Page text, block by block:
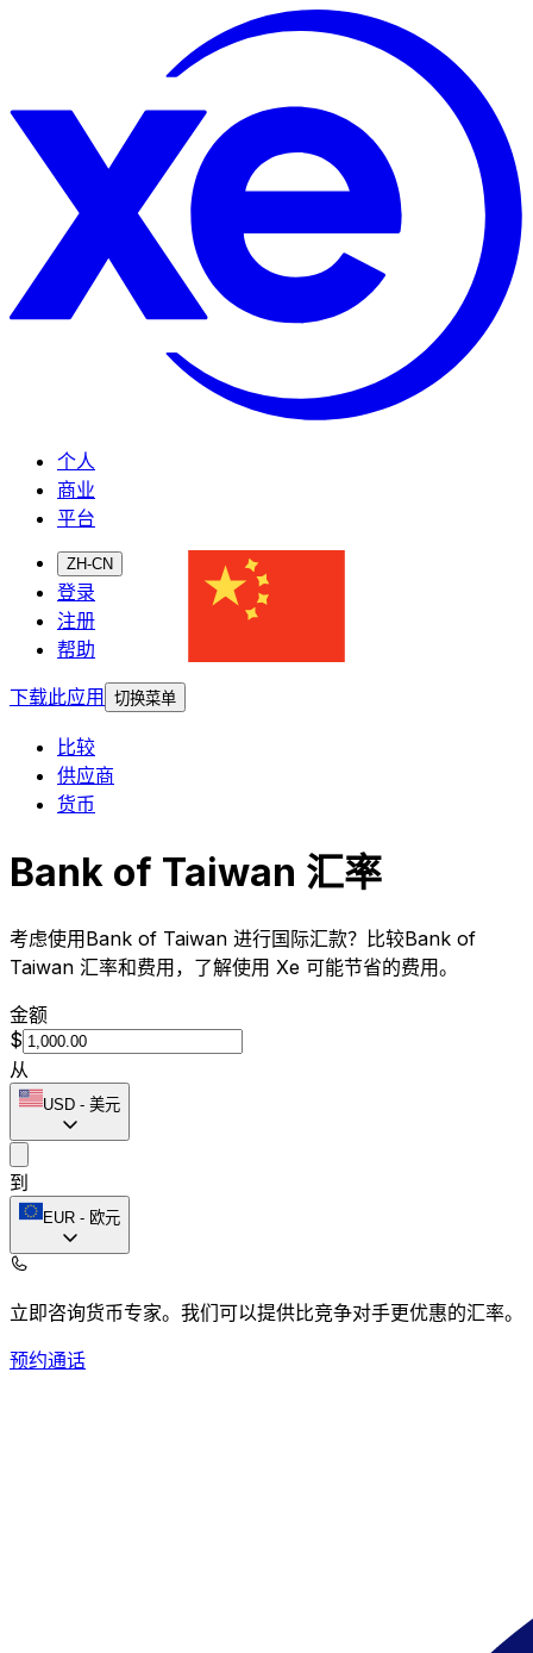
个人
商业
平台
ZH-CN
登录
注册
帮助
下载此应用
切换菜单
比较
供应商
货币
Bank of Taiwan 汇率
考虑使用Bank of Taiwan 进行国际汇款？比较Bank of
Taiwan 汇率和费用，了解使用 Xe 可能节省的费用。
金额
$
从
USD - 美元
到
EUR - 欧元
立即咨询货币专家。 我们可以提供比竞争对手更优惠的汇率。
预约通话